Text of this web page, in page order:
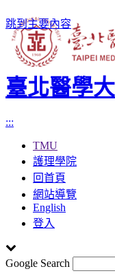
跳到主要內容
臺北醫學
:::
TMU
護理學院
回首頁
網站導覽
English
登入
Google Search